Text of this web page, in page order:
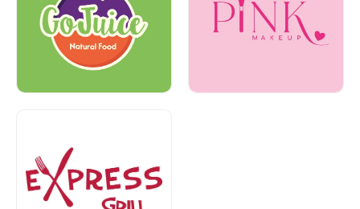
Piso 1
Beleza e
Cosméticos
Alimentação
Piso 1